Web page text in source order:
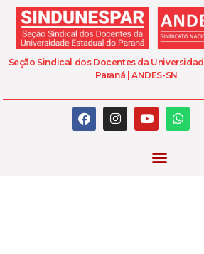
Seção Sindical dos Docentes da
Paraná | ANDES-SN